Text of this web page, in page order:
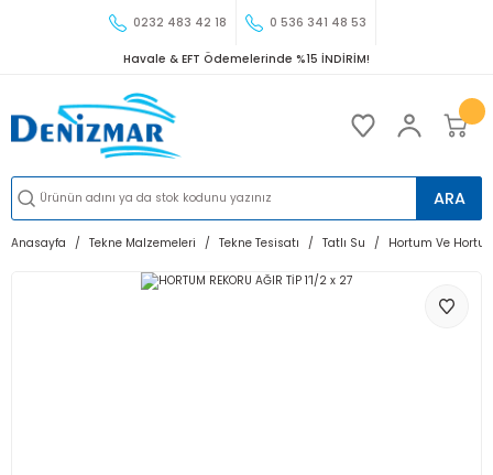
0232 483 42 18 0 536 341 48 53
Havale & EFT Ödemelerinde %15 İNDİRİM!
ARA
Anasayfa Tekne Malzemeleri Tekne Tesisatı Tatlı Su Hortum Ve